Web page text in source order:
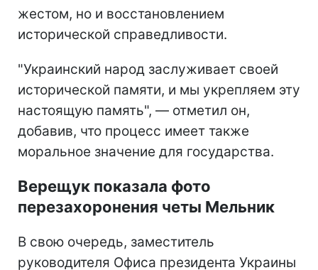
жестом, но и восстановлением
исторической справедливости.
"Украинский народ заслуживает своей
исторической памяти, и мы укрепляем эту
настоящую память", — отметил он,
добавив, что процесс имеет также
моральное значение для государства.
Верещук показала фото
перезахоронения четы Мельник
В свою очередь, заместитель
руководителя Офиса президента Украины